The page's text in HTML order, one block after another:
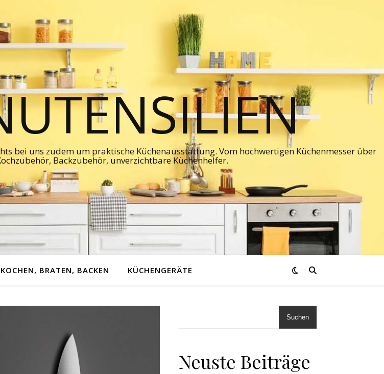
bei uns zudem um praktische Küchenausstattung. Vom hochwertigen Küchenmesser über
Backzubehör, unverzichtbare Küchenhelfer.
KOCHEN, BRATEN, BACKEN KÜCHENGERÄTE
Suchen
Neuste Beiträge